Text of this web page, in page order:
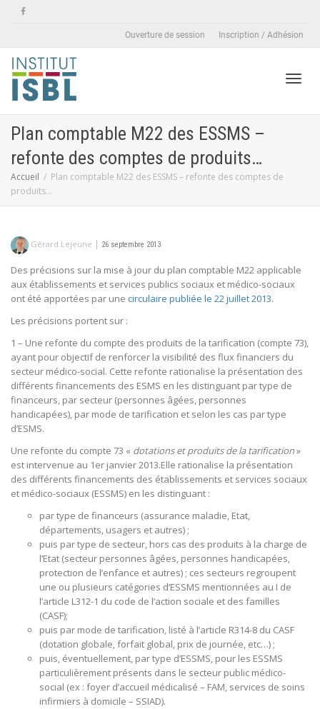
Ouverture de session Inscription / Adhésion
Plan comptable M22 des ESSMS –
refonte des comptes de produits…
Accueil
Plan comptable M22 des ESSMS – refonte des comptes de
produits…
Gérard Lejeune | 26 septembre 2013
Des précisions sur la mise à jour du plan comptable M22 applicable
aux établissements et services publics sociaux et médico-sociaux
ont été apportées par une circulaire publiée le 22 juillet 2013.
Les précisions portent sur :
1 – Une refonte du compte des produits de la tarification (compte 73),
ayant pour objectif de renforcer la visibilité des flux financiers du
secteur médico-social. Cette refonte rationalise la présentation des
différents financements des ESMS en les distinguant par type de
financeurs, par secteur (personnes âgées, personnes
handicapées), par mode de tarification et selon les cas par type
d’ESMS.
Une refonte du compte 73 « dotations et produits de la tarification»
est intervenue au 1er janvier 2013.Elle rationalise la présentation
des différents financements des établissements et services sociaux
et médico-sociaux (ESSMS) en les distinguant :
par type de financeurs (assurance maladie, Etat,
départements, usagers et autres) ;
puis par type de secteur, hors cas des produits à la charge de
l’Etat (secteur personnes âgées, personnes handicapées,
protection de l’enfance et autres) ; ces secteurs regroupent
une ou plusieurs catégories d’ESSMS mentionnées au I de
l’article L312-1 du code de l’action sociale et des familles
(CASF);
puis par mode de tarification, listé à l’article R314-8 du CASF
(dotation globale, forfait global, prix de journée, etc…) ;
puis, éventuellement, par type d’ESSMS, pour les ESSMS
particulièrement présents dans le secteur public médico-
social (ex : foyer d’accueil médicalisé – FAM, services de soins
infirmiers à domicile – SSIAD).